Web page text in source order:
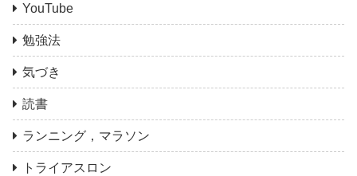
YouTube
勉強法
気づき
読書
ランニング，マラソン
トライアスロン